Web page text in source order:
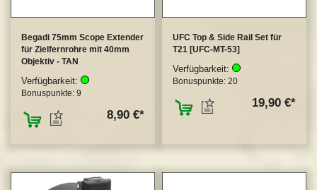
Begadi 75mm Scope Extender
für Zielfernrohre mit 40mm
Objektiv - TAN
Verfügbarkeit:
Bonuspunkte: 9
ZUM MERKZETTEL HINZUFÜGEN
8,90 €
UFC Top & Side Rail Set für
T21 [UFC-MT-53]
Verfügbarkeit:
Bonuspunkte: 20
ZUM 19,90 €